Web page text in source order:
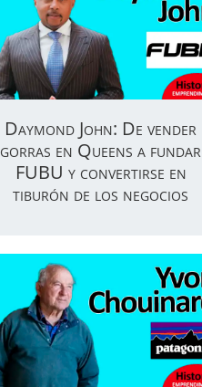
Daymond John: De vender
gorras en Queens a fundar
FUBU y convertirse en
tiburón de los negocios